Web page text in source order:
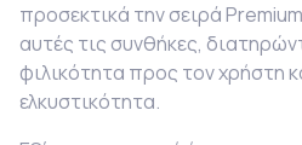
προσεκτικά την σειρά
αυτές τις συνθήκες,
φιλικότητα προς τον χρήστη
ελκυστικότητα.